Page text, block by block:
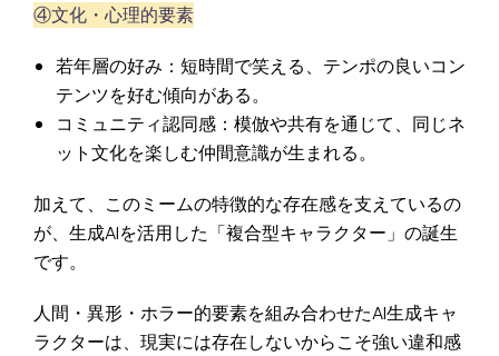
④文化・心理的要素
若年層の好み：短時間で笑える、テンポの良いコン
テンツを好む傾向がある。
コミュニティ認同感：模倣や共有を通じて、同じネ
ット文化を楽しむ仲間意識が生まれる。
加えて、このミームの特徴的な存在感を支えているの
が、生成AIを活用した「複合型キャラクター」の誕生
です。
人間・異形・ホラー的要素を組み合わせたAI生成キャ
ラクターは、現実には存在しないからこそ強い違和感